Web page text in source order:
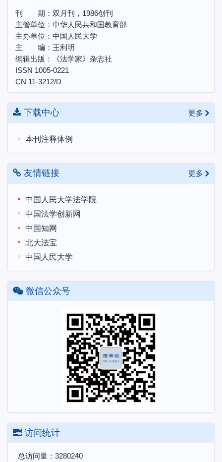
“构建中国特色法学知识体系、话语体系和法治体
系”2024年度学术研讨会 征文启事
中国土地法制与乡村振兴战略会议联盟第十届学术
研讨会暨博士生学术论坛会议预通知
农村集体所有制的法律实现机制研讨会邀请函
刊 期：双月刊，1986创刊
主管单位：中华人民共和国教育部
主办单位：中国人民大学
主 编：王利明
编辑出版：《法学家》杂志社
ISSN 1005-0221
CN 11-3212/D
下载中心 更多
本刊注释体例
友情链接 更多
中国人民大学法学院
中国法学创新网
中国知网
北大法宝
中国人民大学
微信公众号
访问统计
总访问量： 3280240